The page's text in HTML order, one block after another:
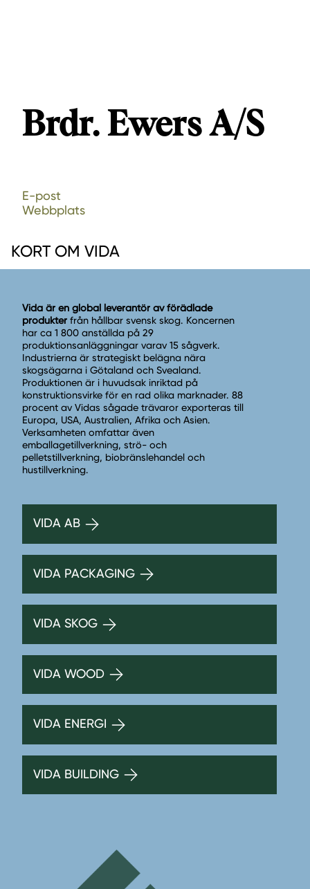
Brdr. Ewers A/S
E-post
Webbplats
KORT OM VIDA
Vida är en global leverantör av förädlade
produkter från hållbar svensk skog. Koncernen
har ca 1 800 anställda på 29
produktionsanläggningar varav 15 sågverk.
Industrierna är strategiskt belägna nära
skogsägarna i Götaland och Svealand.
Produktionen är i huvudsak inriktad på
konstruktionsvirke för en rad olika marknader. 88
procent av Vidas sågade trävaror exporteras till
Europa, USA, Australien, Afrika och Asien.
Verksamheten omfattar även
emballagetillverkning, strö- och
pelletstillverkning, biobränslehandel och
hustillverkning.
VIDA AB
VIDA PACKAGING
VIDA SKOG
VIDA WOOD
VIDA ENERGI
VIDA BUILDING